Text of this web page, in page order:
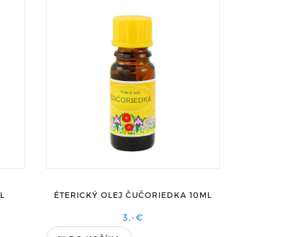
ÉTERICKÝ OLEJ ČUČORIEDKA 10ML
3,-€